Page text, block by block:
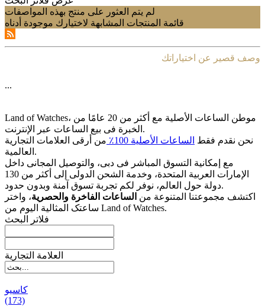
لم يتم العثور على منتج بهذه المواصفات
قائمة المنتجات المشابهة لاختيارك موجودة أدناه
وصف قصير عن اختياراتك
...
Land of Watches، موطن الساعات الأصلیة مع أکثر من 20 عامًا من
الخبرة فی بیع الساعات عبر الإنترنت.
نحن نقدم فقط الساعات الأصلیة 100٪
من أرقى العلامات التجاریة
العالمیة.
مع إمکانیة التسوق المباشر فی دبی، والتوصیل المجانی داخل
الإمارات العربیة المتحدة، وخدمة الشحن الدولی إلى أکثر من 130
دولة حول العالم، نوفر لکم تجربة تسوق آمنة وبدون حدود.
اکتشف مجموعتنا المتنوعة من الساعات الفاخرة والحصریة، واختر
ساعتک المثالیة الیوم من Land of Watches.
فلاتر البحث
العلامة التجارية
کاسیو
(173)